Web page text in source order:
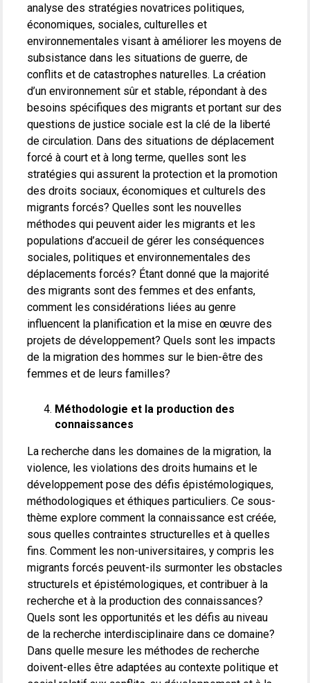
analyse des stratégies novatrices politiques,
économiques, sociales, culturelles et
environnementales visant à améliorer les moyens de
subsistance dans les situations de guerre, de
conflits et de catastrophes naturelles. La création
d’un environnement sûr et stable, répondant à des
besoins spécifiques des migrants et portant sur des
questions de justice sociale est la clé de la liberté
de circulation. Dans des situations de déplacement
forcé à court et à long terme, quelles sont les
stratégies qui assurent la protection et la promotion
des droits sociaux, économiques et culturels des
migrants forcés? Quelles sont les nouvelles
méthodes qui peuvent aider les migrants et les
populations d’accueil de gérer les conséquences
sociales, politiques et environnementales des
déplacements forcés? Étant donné que la majorité
des migrants sont des femmes et des enfants,
comment les considérations liées au genre
influencent la planification et la mise en œuvre des
projets de développement? Quels sont les impacts
de la migration des hommes sur le bien-être des
femmes et de leurs familles?
Méthodologie et la production des
connaissances
La recherche dans les domaines de la migration, la
violence, les violations des droits humains et le
développement pose des défis épistémologiques,
méthodologiques et éthiques particuliers. Ce sous-
thème explore comment la connaissance est créée,
sous quelles contraintes structurelles et à quelles
fins. Comment les non-universitaires, y compris les
migrants forcés peuvent-ils surmonter les obstacles
structurels et épistémologiques, et contribuer à la
recherche et à la production des connaissances?
Quels sont les opportunités et les défis au niveau
de la recherche interdisciplinaire dans ce domaine?
Dans quelle mesure les méthodes de recherche
doivent-elles être adaptées au contexte politique et